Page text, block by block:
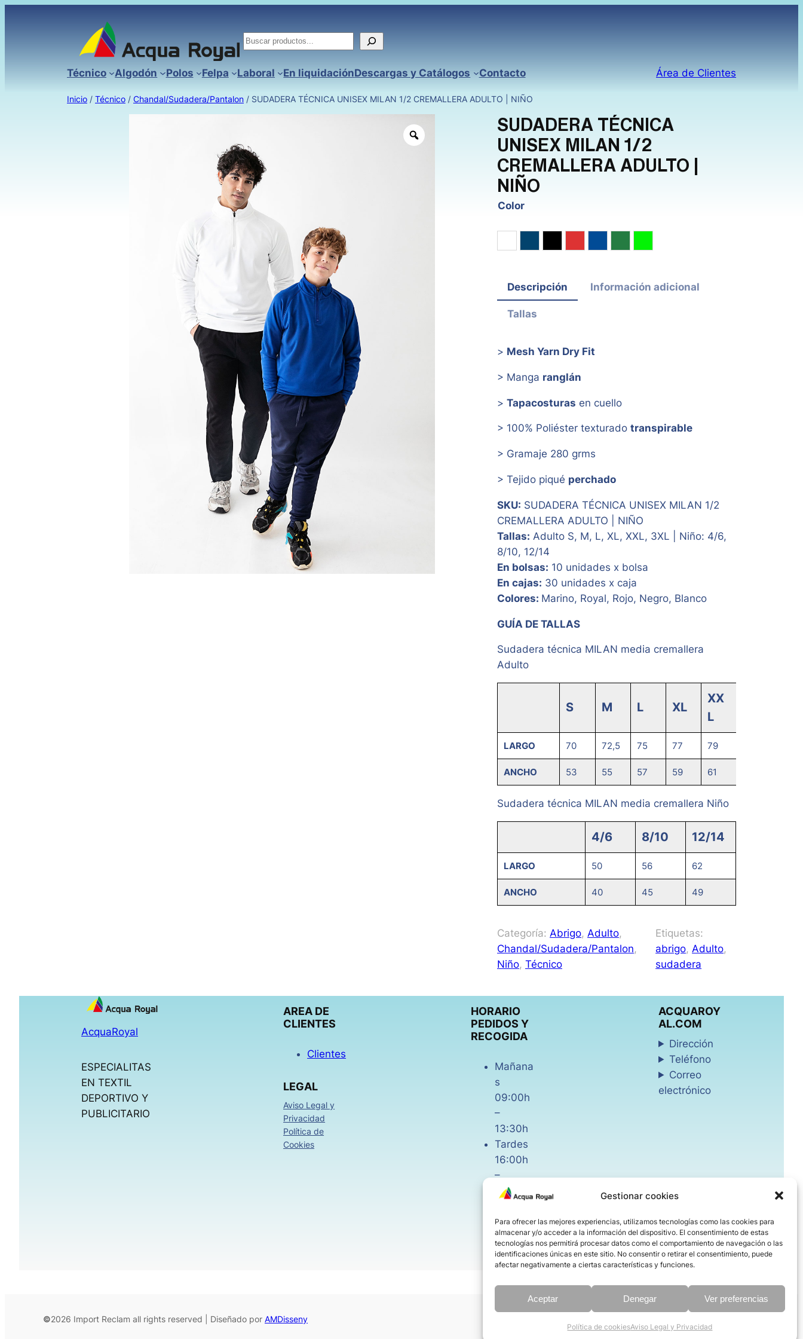
Gestionar cookies
Para ofrecer las mejores experiencias, utilizamos tecnologías como las cookies para
almacenar y/o acceder a la información del dispositivo. El consentimiento de estas
tecnologías nos permitirá procesar datos como el comportamiento de navegación o las
identificaciones únicas en este sitio. No consentir o retirar el consentimiento, puede
afectar negativamente a ciertas características y funciones.
Aceptar Denegar Ver preferencias
Política de cookiesAviso Legal y Privacidad
Buscar
Técnico Algodón Polos Felpa Laboral En liquidaciónDescargas y Catálogos Contacto Área de Clientes
Inicio / Técnico / Chandal/Sudadera/Pantalon / SUDADERA TÉCNICA UNISEX MILAN 1/2 CREMALLERA ADULTO | NIÑO
SUDADERA TÉCNICA
UNISEX MILAN 1/2
CREMALLERA ADULTO |
NIÑO
Color
BlancoMarinoNegroRojoRoyalVerdeVerde Neón
Descripción Información adicional
Tallas
> Mesh Yarn Dry Fit
> Manga ranglán
> Tapacosturas en cuello
> 100% Poliéster texturado transpirable
> Gramaje 280 grms
> Tejido piqué perchado
SKU: SUDADERA TÉCNICA UNISEX MILAN 1/2
CREMALLERA ADULTO | NIÑO
Tallas: Adulto S, M, L, XL, XXL, 3XL | Niño: 4/6,
8/10, 12/14
En bolsas: 10 unidades x bolsa
En cajas: 30 unidades x caja
Colores: Marino, Royal, Rojo, Negro, Blanco
GUÍA DE TALLAS
Sudadera técnica MILAN media cremallera
Adulto
S M L XL
XX
L
LARGO 70 72,5 75 77 79
ANCHO 53 55 57 59 61
Sudadera técnica MILAN media cremallera Niño
4/6 8/10 12/14
LARGO 50 56 62
ANCHO 40 45 49
Categoría: Abrigo, Adulto
Chandal/Sudadera/Pantalon
Niño, Técnico
Etiquetas:
abrigo, Adulto
sudadera
AcquaRoyal
ESPECIALITAS
EN TEXTIL
DEPORTIVO Y
PUBLICITARIO
AREA DE
CLIENTES
Clientes
LEGAL
Aviso Legal y
Privacidad
Política de
Cookies
HORARIO
PEDIDOS Y
RECOGIDA
Mañana
s
09:00h
–
13:30h
Tardes
16:00h
–
18:30h
08:00h
–
14:00h
ACQUAROY
AL.COM
Dirección
Teléfono
Correo
electrónico
©2026 Import Reclam all rights reserved | Diseñado por AMDisseny